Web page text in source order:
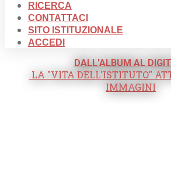
RICERCA
CONTATTACI
SITO ISTITUZIONALE
ACCEDI
DALL'ALBUM AL
.LA "VITA DELL'ISTITUTO"
IMMAGINI